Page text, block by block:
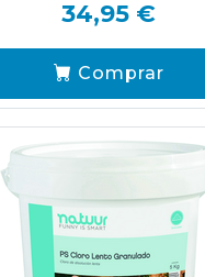
34,95 €
Comprar